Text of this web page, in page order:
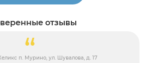
отзывы
п. Мурино, ул. Шувалова, д. 17